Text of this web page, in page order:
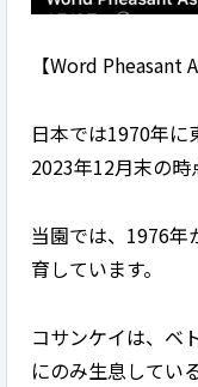
【Word Pheasant
日本では1970年に
2023年12月末の時
当園では、1976年
育しています。
コサンケイは、ベ
にのみ生息してい